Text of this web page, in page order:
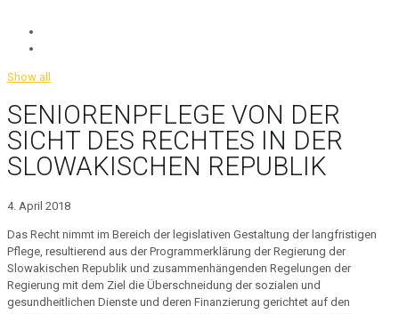
Show all
SENIORENPFLEGE VON DER
SICHT DES RECHTES IN DER
SLOWAKISCHEN REPUBLIK
4. April 2018
Das Recht nimmt im Bereich der legislativen Gestaltung der langfristigen
Pflege, resultierend aus der Programmerklärung der Regierung der
Slowakischen Republik und zusammenhängenden Regelungen der
Regierung mit dem Ziel die Überschneidung der sozialen und
gesundheitlichen Dienste und deren Finanzierung gerichtet auf den